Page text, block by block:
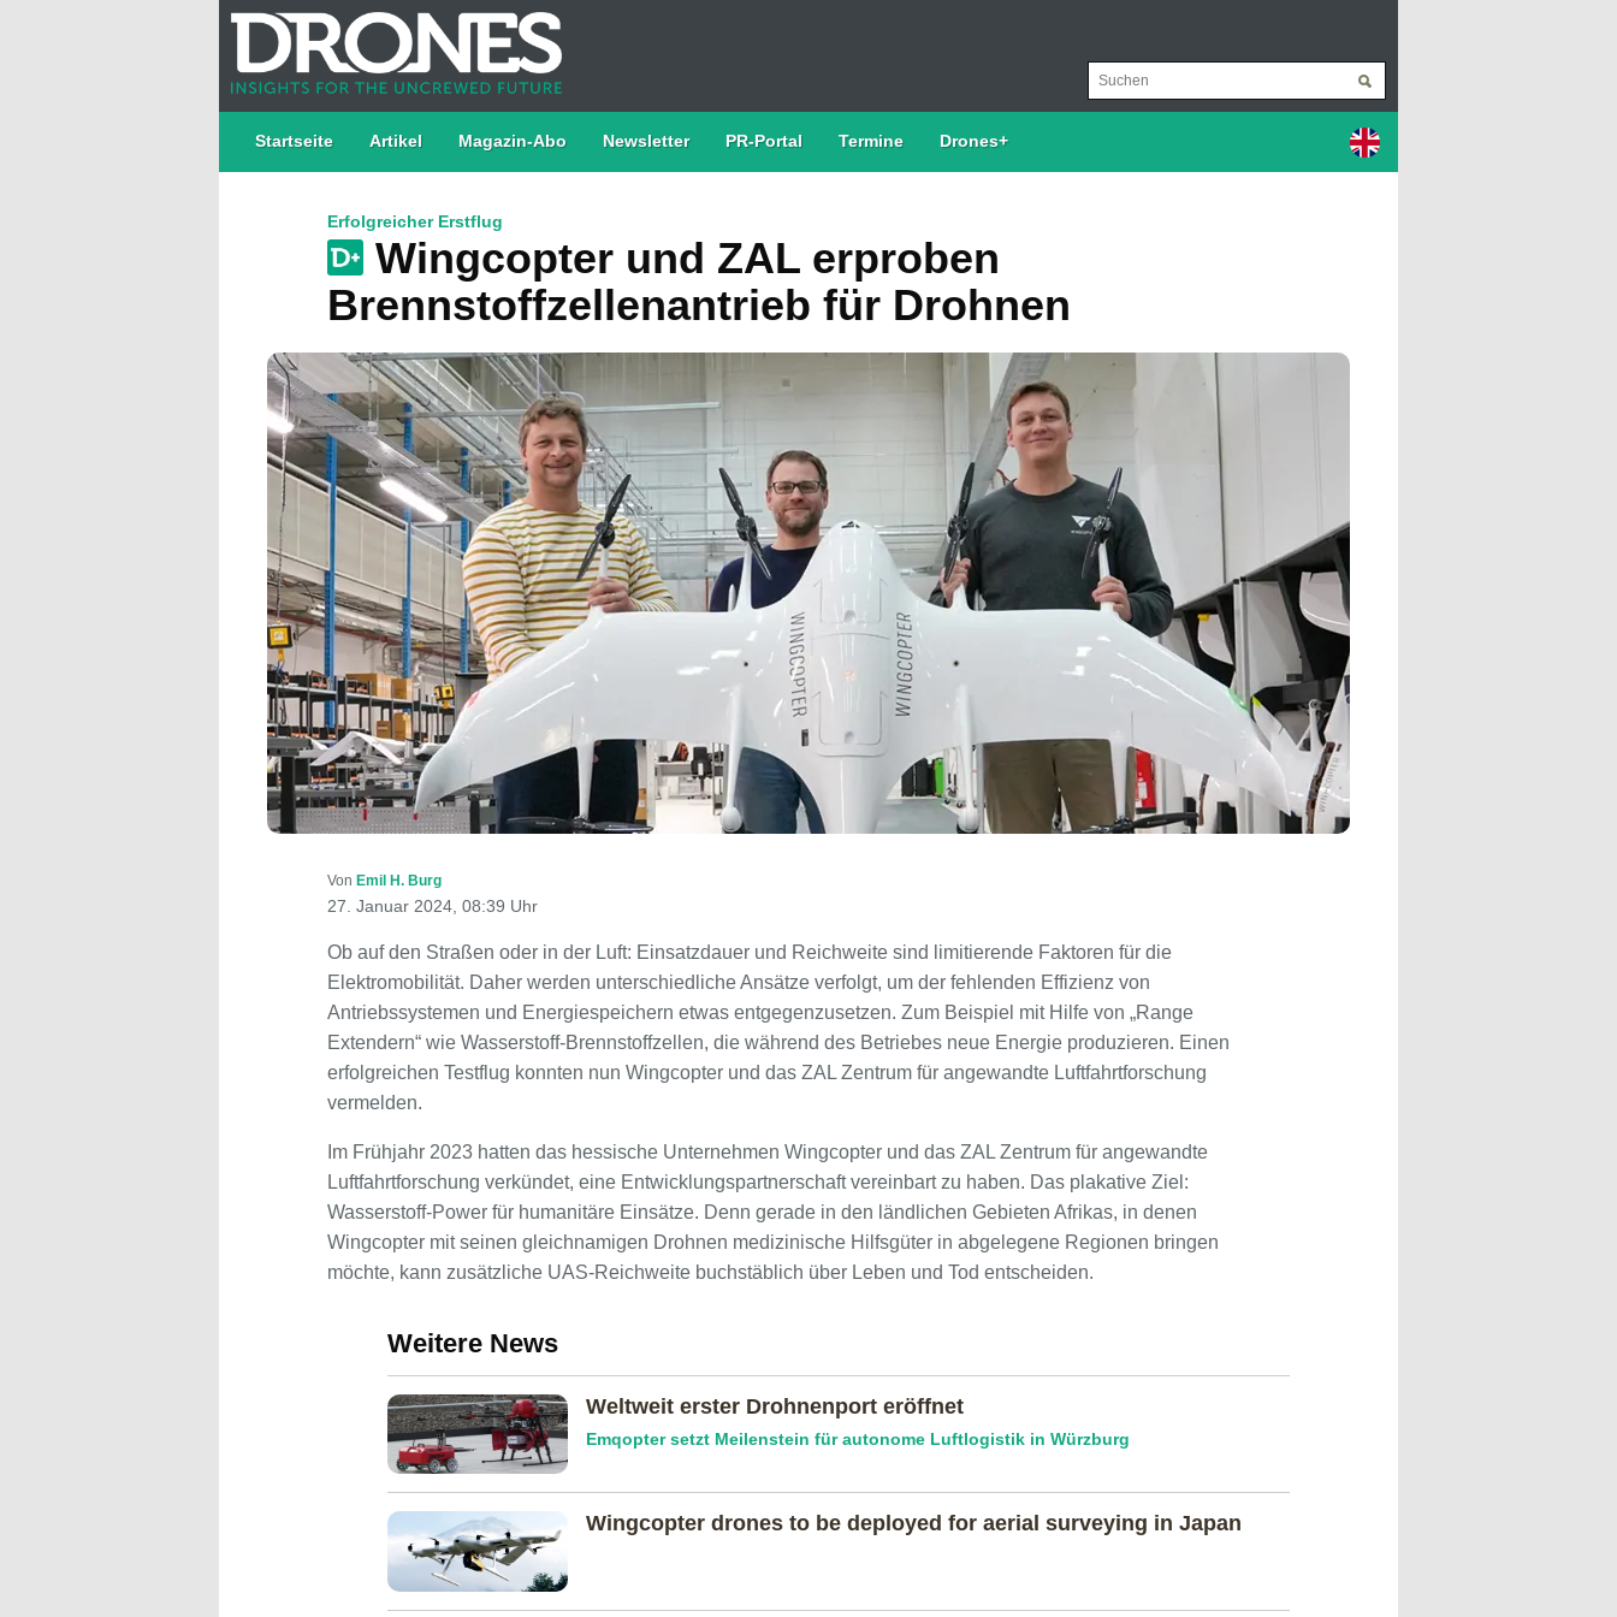
Startseite Artikel Magazin-Abo Newsletter PR-Portal Termine Drones+
Erfolgreicher Erstflug
Wingcopter und ZAL erproben
Brennstoffzellenantrieb für Drohnen
Von Emil H. Burg
27. Januar 2024, 08:39 Uhr
Ob auf den Straßen oder in der Luft: Einsatzdauer und Reichweite sind limitierende Faktoren für die
Elektromobilität. Daher werden unterschiedliche Ansätze verfolgt, um der fehlenden Effizienz von
Antriebssystemen und Energiespeichern etwas entgegenzusetzen. Zum Beispiel mit Hilfe von „Range
Extendern“ wie Wasserstoff-Brennstoffzellen, die während des Betriebes neue Energie produzieren. Einen
erfolgreichen Testflug konnten nun Wingcopter und das ZAL Zentrum für angewandte Luftfahrtforschung
vermelden.
Im Frühjahr 2023 hatten das hessische Unternehmen Wingcopter und das ZAL Zentrum für angewandte
Luftfahrtforschung verkündet, eine Entwicklungspartnerschaft vereinbart zu haben. Das plakative Ziel:
Wasserstoff-Power für humanitäre Einsätze. Denn gerade in den ländlichen Gebieten Afrikas, in denen
Wingcopter mit seinen gleichnamigen Drohnen medizinische Hilfsgüter in abgelegene Regionen bringen
möchte, kann zusätzliche UAS-Reichweite buchstäblich über Leben und Tod entscheiden.
Weitere News
Weltweit erster Drohnenport eröffnet
Emqopter setzt Meilenstein für autonome Luftlogistik in Würzburg
Wingcopter drones to be deployed for aerial surveying in Japan